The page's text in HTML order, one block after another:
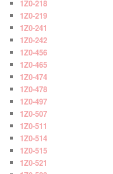
1Z0-218
1Z0-219
1Z0-241
1Z0-242
1Z0-456
1Z0-465
1Z0-474
1Z0-478
1Z0-497
1Z0-507
1Z0-511
1Z0-514
1Z0-515
1Z0-521